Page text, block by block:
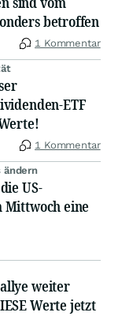
betroffen
1 Kommentar
ETF
1 Kommentar
ändern
US-
Mittwoch eine
weiter
Werte jetzt